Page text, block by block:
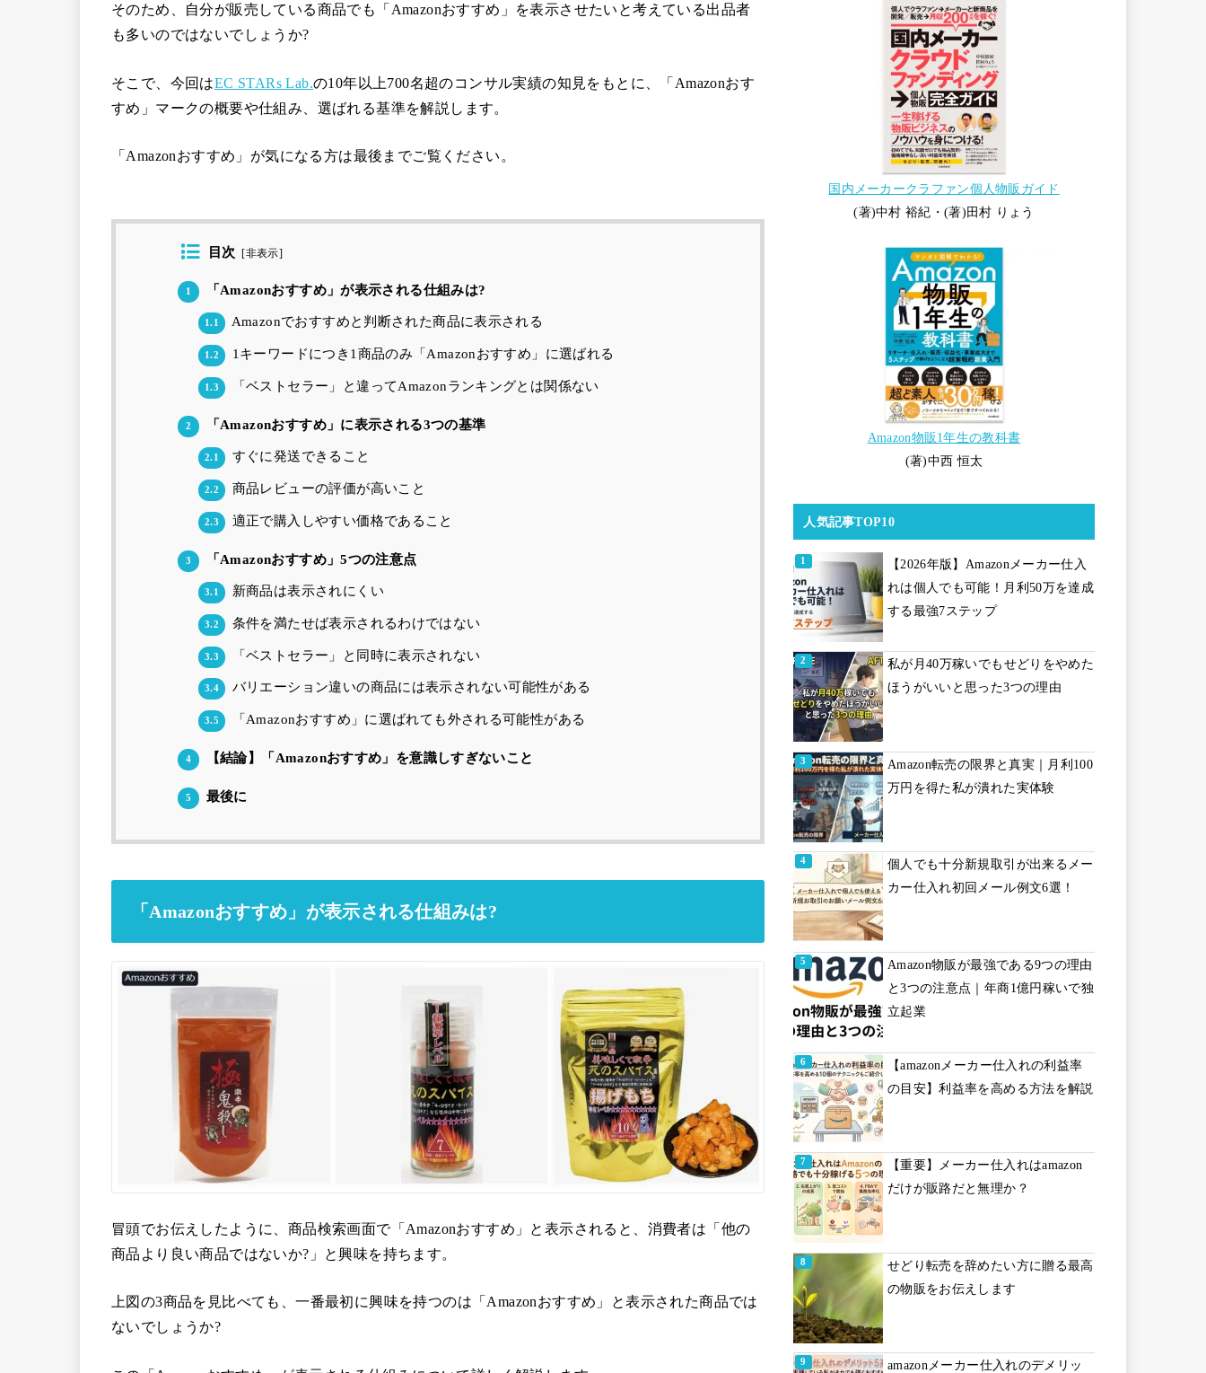
そのため、自分が販売している商品でも「Amazonおすすめ」を表示させたいと考えている出品者
も多いのではないでしょうか?
そこで、今回はEC STARs Lab.の10年以上700名超のコンサル実績の知見をもとに、「Amazonおす
すめ」マークの概要や仕組み、選ばれる基準を解説します。
「Amazonおすすめ」が気になる方は最後までご覧ください。
目次 [非表示]
1 「Amazonおすすめ」が表示される仕組みは?
1.1 Amazonでおすすめと判断された商品に表示される
1.2 1キーワードにつき1商品のみ「Amazonおすすめ」に選ばれる
1.3 「ベストセラー」と違ってAmazonランキングとは関係ない
2 「Amazonおすすめ」に表示される3つの基準
2.1 すぐに発送できること
2.2 商品レビューの評価が高いこと
2.3 適正で購入しやすい価格であること
3 「Amazonおすすめ」5つの注意点
3.1 新商品は表示されにくい
3.2 条件を満たせば表示されるわけではない
3.3 「ベストセラー」と同時に表示されない
3.4 バリエーション違いの商品には表示されない可能性がある
3.5 「Amazonおすすめ」に選ばれても外される可能性がある
4 【結論】「Amazonおすすめ」を意識しすぎないこと
5 最後に
「Amazonおすすめ」が表示される仕組みは?
冒頭でお伝えしたように、商品検索画面で「Amazonおすすめ」と表示されると、消費者は「他の
商品より良い商品ではないか?」と興味を持ちます。
上図の3商品を見比べても、一番最初に興味を持つのは「Amazonおすすめ」と表示された商品では
ないでしょうか?
国内メーカークラファン個人物販ガイド
(著)中村 裕紀・(著)田村 りょう
Amazon物販1年生の教科書
(著)中西 恒太
人気記事TOP10
【2026年版】Amazonメーカー仕入
れは個人でも可能！月利50万を達成
する最強7ステップ
私が月40万稼いでもせどりをやめた
ほうがいいと思った3つの理由
Amazon転売の限界と真実｜月利100
万円を得た私が潰れた実体験
個人でも十分新規取引が出来るメー
カー仕入れ初回メール例文6選！
Amazon物販が最強である9つの理由
と3つの注意点｜年商1億円稼いで独
立起業
【amazonメーカー仕入れの利益率
の目安】利益率を高める方法を解説
【重要】メーカー仕入れはamazon
だけが販路だと無理か？
せどり転売を辞めたい方に贈る最高
の物販をお伝えします
amazonメーカー仕入れのデメリッ